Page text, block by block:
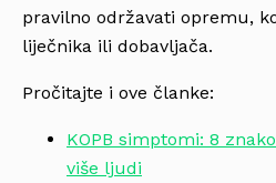
pravilno održavati opremu,
liječnika ili dobavljača.
Pročitajte i ove članke:
KOPB simptomi: 8
više ljudi